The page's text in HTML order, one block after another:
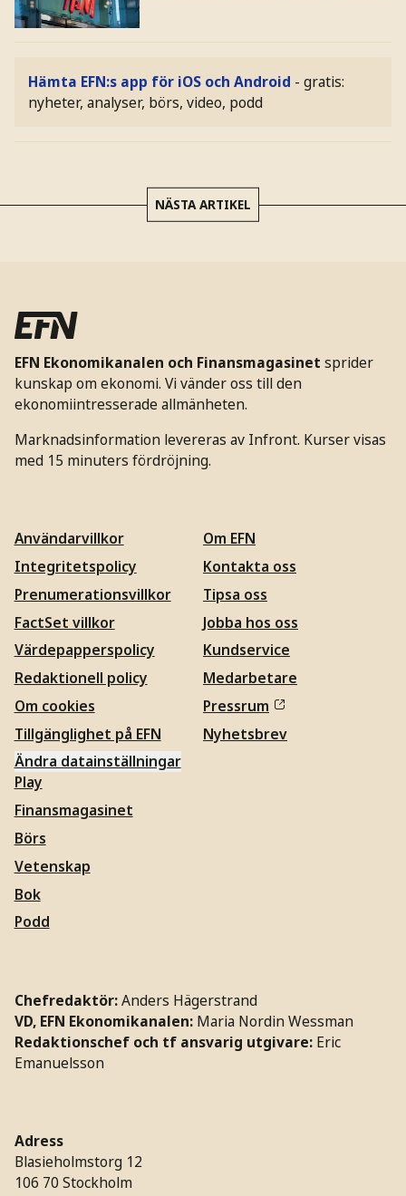
Hämta EFN:s app för iOS och Android - gratis:
nyheter, analyser, börs, video, podd
NÄSTA ARTIKEL
EFN Ekonomikanalen och Finansmagasinet sprider
kunskap om ekonomi. Vi vänder oss till den
ekonomiintresserade allmänheten.
Marknadsinformation levereras av Infront. Kurser visas
med 15 minuters fördröjning.
Användarvillkor
Integritetspolicy
Prenumerationsvillkor
FactSet villkor
Värdepapperspolicy
Redaktionell policy
Om cookies
Tillgänglighet på EFN
Ändra datainställningar
Om EFN
Kontakta oss
Tipsa oss
Jobba hos oss
Kundservice
Medarbetare
Pressrum
Nyhetsbrev
Play
Finansmagasinet
Börs
Vetenskap
Bok
Podd
Chefredaktör:Anders Hägerstrand
VD, EFN Ekonomikanalen: Maria Nordin Wessman
Redaktionschef och tf ansvarig utgivare: Eric
Emanuelsson
Adress
Blasieholmstorg 12
106 70 Stockholm